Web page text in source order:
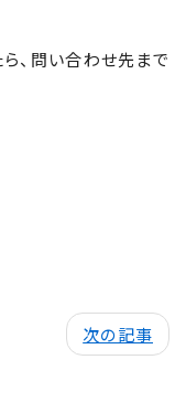
、問い合わせ先まで
次の記事